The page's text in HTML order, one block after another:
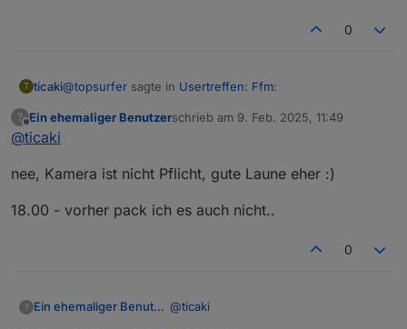
0
T ticaki@topsurfer sagte in Usertreffen: Ffm:
anschliessen (die Schärfe ist aber auch 20cm
Entfernung HW-seitig eingestellt ;-) )
Ich hoffe nicht das Kamera pflicht ist, a hab keine und b
muss ich dann ja rasieren
?
Offline
Ein ehemaliger Benutzerschrieb am 9. Feb. 2025, 11:49
zuletzt editiert von
@ticaki
nee, Kamera ist nicht Pflicht, gute Laune eher :)
18.00 - vorher pack ich es auch nicht..
0
? Ein ehemaliger Benutzer @ticaki